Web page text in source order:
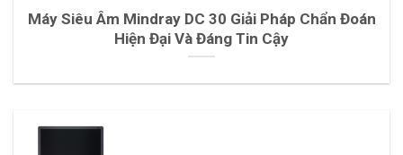
Máy Siêu Âm Mindray DC 30 Giải Pháp Chẩn Đoán
Hiện Đại Và Đáng Tin Cậy